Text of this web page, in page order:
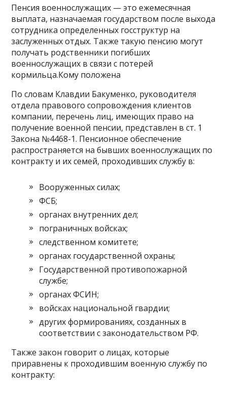
Пенсия военнослужащих — это ежемесячная
выплата, назначаемая государством после выхода
сотрудника определенных госструктур на
заслуженных отдых. Также такую пенсию могут
получать родственники погибших
военнослужащих в связи с потерей
кормильца.Кому положена
По словам Клавдии Бакуменко, руководителя
отдела правового сопровождения клиентов
компании, перечень лиц, имеющих право на
получение военной пенсии, представлен в ст. 1
Закона №4468-1. Пенсионное обеспечение
распространяется на бывших военнослужащих по
контракту и их семей, проходивших службу в:
Вооруженных силах;
ФСБ;
органах внутренних дел;
пограничных войсках;
следственном комитете;
органах государственной охраны;
Государственной противопожарной
службе;
органах ФСИН;
войсках национальной гвардии;
других формированиях, созданных в
соответствии с законодательством РФ.
Также закон говорит о лицах, которые
приравнены к проходившим военную службу по
контракту: